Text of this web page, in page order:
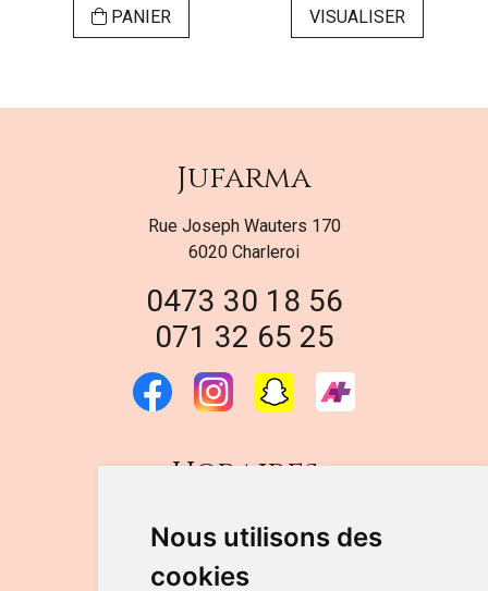
Nous utilisons des
cookies
PANIER VISUALISER
Jufarma
Rue Joseph Wauters 170
6020 Charleroi
0473 30 18 56
071 32 65 25
Horaires
DU LUNDI AU VENDREDI
de 9h à 12h30 et de 14h à 18h